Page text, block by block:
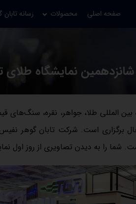
صفحه اصلی محصولات رسانه تابان
شانزدهمین نمایشگاه طلای
بین المللی طلا، جواهر، نقره، سنگ‌های
برگزاری است. شرکت تابان گوهر
شما را به دیدن تصاویری از روز اول